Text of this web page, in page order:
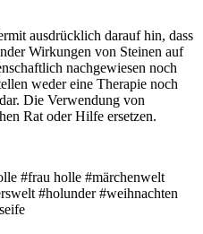
ausdrücklich darauf hin, dass
Wirkungen von Steinen auf
nachgewiesen noch
weder eine Therapie noch
Die Verwendung von
Rat oder Hilfe ersetzen.
#frau holle #märchenwelt
#holunder #weihnachten